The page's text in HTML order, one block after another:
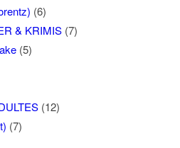
(6)
& KRIMIS(7)
(5)
(12)
(7)